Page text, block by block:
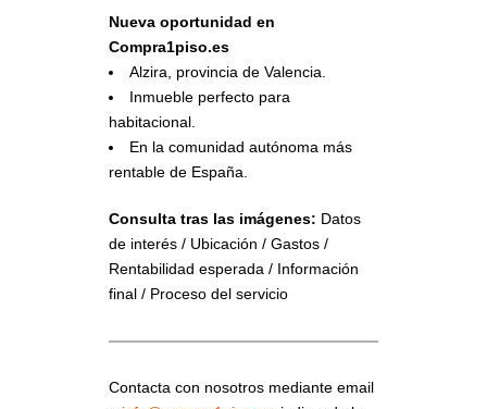
Nueva oportunidad en
Compra1piso.es
Alzira, provincia de Valencia.
Inmueble perfecto para
habitacional.
En la comunidad autónoma más
rentable de España.
Consulta tras las imágenes: Datos
de interés / Ubicación / Gastos /
Rentabilidad esperada / Información
final / Proceso del servicio
Contacta con nosotros mediante email